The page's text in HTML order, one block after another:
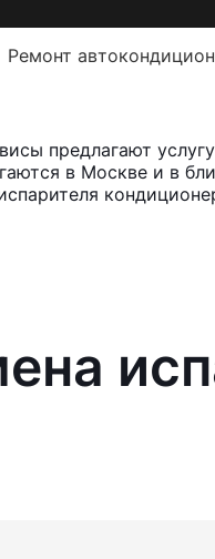
Ремонт
предлагают
в Москве и в